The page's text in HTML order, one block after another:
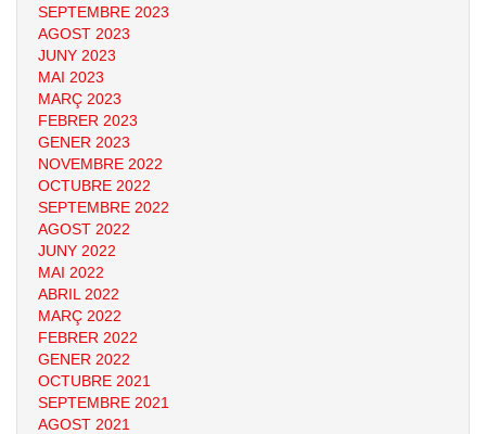
SEPTEMBRE 2023
AGOST 2023
JUNY 2023
MAI 2023
MARÇ 2023
FEBRER 2023
GENER 2023
NOVEMBRE 2022
OCTUBRE 2022
SEPTEMBRE 2022
AGOST 2022
JUNY 2022
MAI 2022
ABRIL 2022
MARÇ 2022
FEBRER 2022
GENER 2022
OCTUBRE 2021
SEPTEMBRE 2021
AGOST 2021